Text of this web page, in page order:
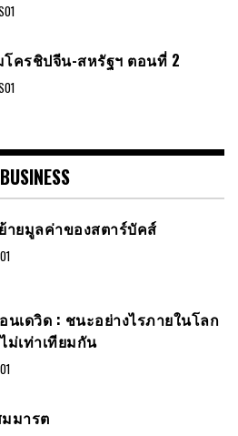
โครชิปจีน-สหรัฐฯ ตอนที่ 2
BUSINESS
ายมูลค่าของสตาร์บัคส์
นเดวิด : ชนะอย่างไรภายในโลก
ม่เท่าเทียมกัน
มารต